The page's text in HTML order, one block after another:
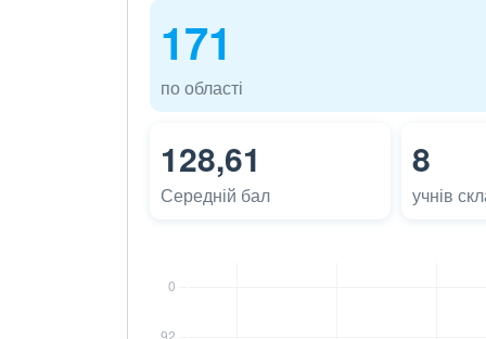
171
по області
128,61
Середній бал
8
учнів